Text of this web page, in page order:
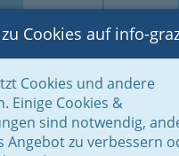
Suche Login
Cookies auf info-
Cookies und andere
Einige Cookies &
sind notwendig,
Angebot zu verbessern
Tourismus & Freizeitwirtschaft
Veranstaltung und Betrieb von
und